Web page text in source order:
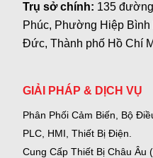
Trụ sở chính: 135
Phúc, Phường Hiệp
Đức, Thành phố Hồ Chí
GIẢI PHÁP & DỊCH VỤ
Phân Phối Cảm Biến, Bộ
PLC, HMI, Thiết Bị Điện.
Cung Cấp Thiết Bị Châu Âu